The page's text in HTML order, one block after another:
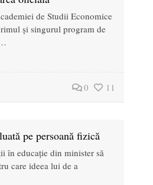
de Studii Economice
și singurul program de
0 11
pe persoană fizică
în educație din minister să
care ideea lui de a